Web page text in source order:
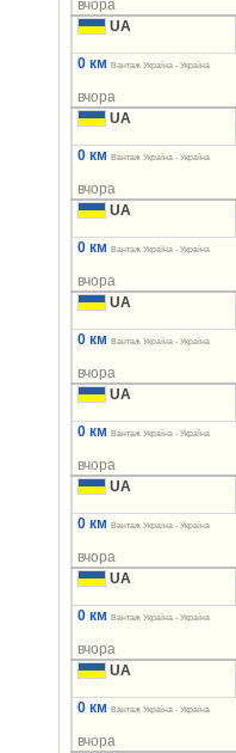
вчора
UA
0 км Вантаж Україна - Україна
вчора
UA
0 км Вантаж Україна - Україна
вчора
UA
0 км Вантаж Україна - Україна
вчора
UA
0 км Вантаж Україна - Україна
вчора
UA
0 км Вантаж Україна - Україна
вчора
UA
0 км Вантаж Україна - Україна
вчора
UA
0 км Вантаж Україна - Україна
вчора
UA
0 км Вантаж Україна - Україна
вчора